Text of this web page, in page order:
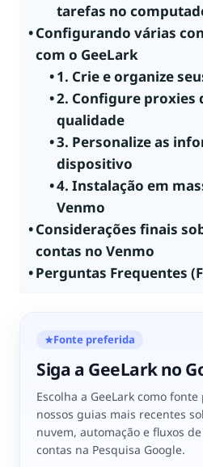
tarefas no
Configurando várias
com o GeeLark
1. Crie e organize
2. Configure proxies
qualidade
3. Personalize as
dispositivo
4. Instalação em
Venmo
Considerações finais
contas no Venmo
Perguntas Frequentes
★Fonte preferida
Siga a GeeLark no
Escolha a GeeLark como
nossos guias mais recentes
nuvem, automação e fluxos
contas na Pesquisa Google.